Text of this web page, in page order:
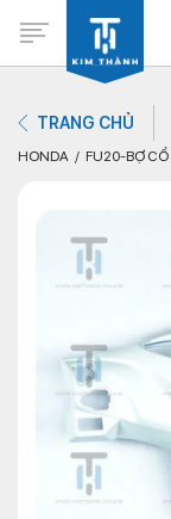
Không
TRANG CHỦ
HONDA
FU20-BỢ